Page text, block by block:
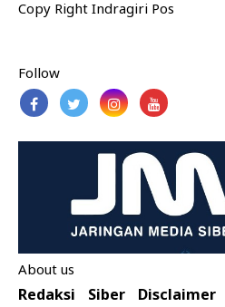
Copy Right Indragiri Pos
Follow
About us
Redaksi Siber Disclaimer